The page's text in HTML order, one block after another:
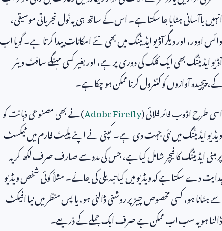
انہیں باآسانی ہٹایا جا سکتا ہے۔ اس کے ساتھ ہی یہ ٹول تجرباتی موسیقی،
وائس اوور، اور دیگر آڈیو ایڈیٹنگ میں بھی نئے امکانات پیدا کرتا ہے۔ گویا اب
آڈیو ایڈیٹنگ بھی ایک کلک کی دوری پر ہے، اور بغیر کسی مہنگے سافٹ ویئر
کے، پیچیدہ آوازوں کو کنٹرول کرنا ممکن ہو چکا ہے۔
اسی طرح اڈوب فائر فلائی (Adobe Firefly) نے بھی مصنوعی ذہانت کو
ویڈیو ایڈیٹنگ میں نئی جہت دی ہے۔ کمپنی نے اپنے پلیٹ فارم میں ٹیکسٹ
پر مبنی ایڈیٹنگ کا فیچر شامل کیا ہے، جس کی مدد سے صارف صرف لکھ کر یہ
ہدایت دے سکتا ہے کہ ویڈیو میں کیا تبدیلی کی جائے۔ مثلاً کوئی شخص ویڈیو
سے ہٹانا ہو، کسی مخصوص چیز پر روشنی ڈالنی ہو، یا پس منظر میں نیا افیکٹ
ڈالنا ہو یہ سب اب ممکن ہے صرف ایک جملے کے ذریعے۔